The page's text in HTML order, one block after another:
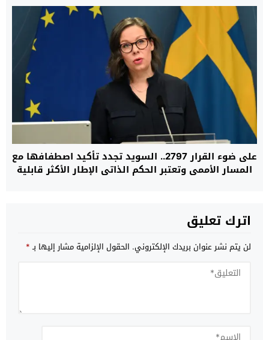
على ضوء القرار 2797.. السويد تجدد تأكيد اصطفافها مع
المسار الأممي وتعتبر الحكم الذاتي الإطار الأكثر قابلية
اترك تعليق
لن يتم نشر عنوان بريدك الإلكتروني. الحقول الإلزامية مشار إليها بـ*